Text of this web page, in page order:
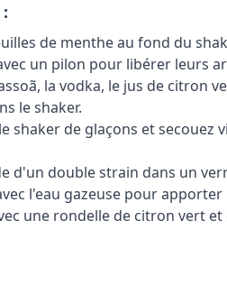
de menthe au fond du
un pilon pour libérer leurs
la vodka, le jus de citron
le shaker.
shaker de glaçons et
d'un double strain dans un
l'eau gazeuse pour
une rondelle de citron vert